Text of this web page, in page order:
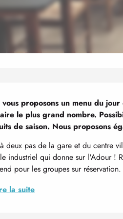
vous proposons un menu du
le plus grand nombre.
de saison. Nous proposons
deux pas de la gare et du centre
industriel qui donne sur l'Adour !
pour les groupes sur
la suite